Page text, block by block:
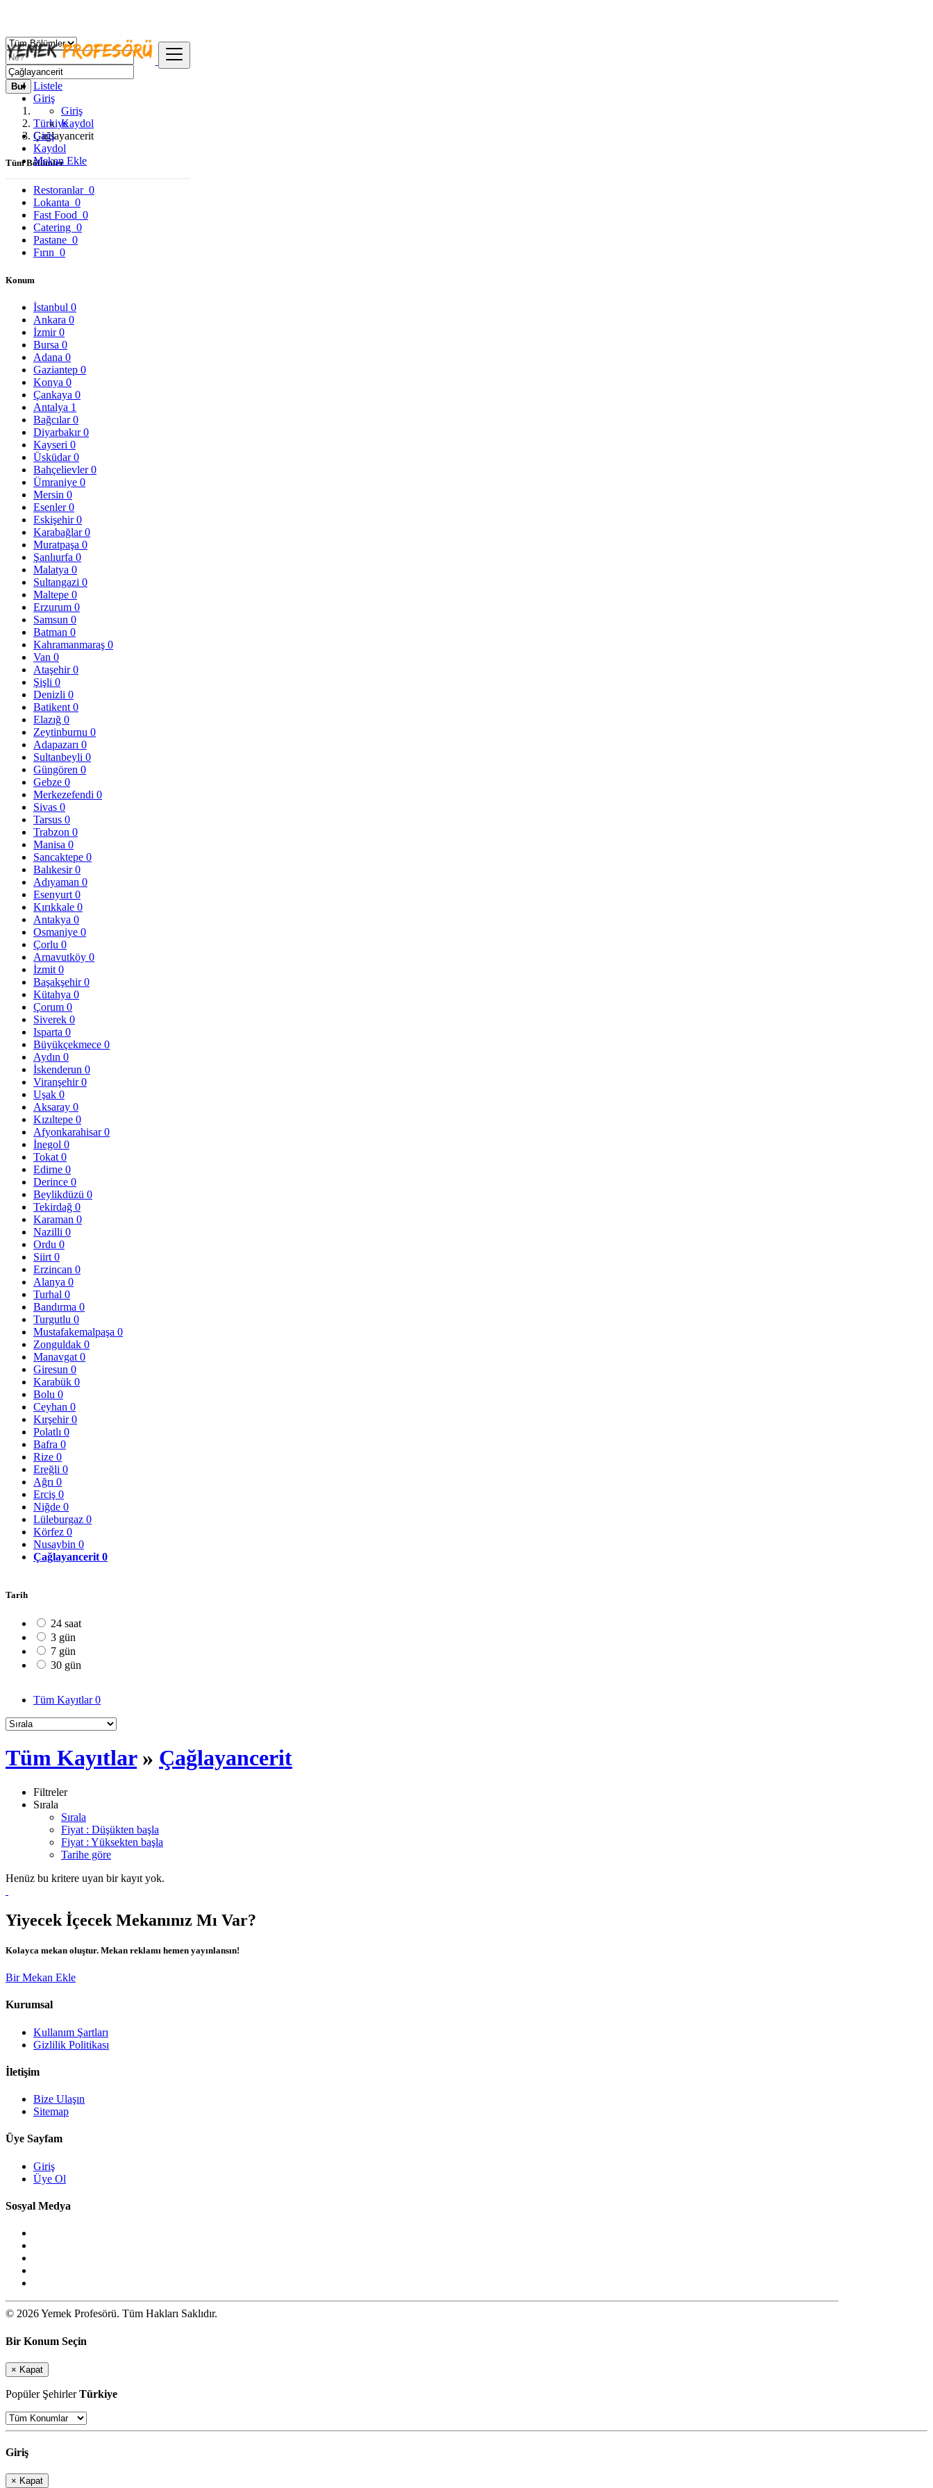
Listele
Giriş
Giriş
Kaydol
Giriş
Kaydol
Mekan Ekle
Bul
Türkiye
Çağlayancerit
Tüm Bölümler
Restoranlar 0
Lokanta 0
Fast Food 0
Catering 0
Pastane 0
Fırın 0
Konum
İstanbul 0
Ankara 0
İzmir0
Bursa 0
Adana 0
Gaziantep 0
Konya 0
Çankaya 0
Antalya 1
Bağcılar0
Diyarbakır0
Kayseri 0
Üsküdar0
Bahçelievler0
Ümraniye 0
Mersin 0
Esenler0
Eskişehir0
Karabağlar0
Muratpaşa 0
Şanlıurfa 0
Malatya 0
Sultangazi 0
Maltepe 0
Erzurum 0
Samsun 0
Batman 0
Kahramanmaraş 0
Van 0
Ataşehir0
Şişli 0
Denizli 0
Batikent 0
Elazığ 0
Zeytinburnu 0
Adapazarı 0
Sultanbeyli 0
Güngören 0
Gebze 0
Merkezefendi 0
Sivas 0
Tarsus 0
Trabzon 0
Manisa 0
Sancaktepe 0
Balıkesir0
Adıyaman 0
Esenyurt 0
Kırıkkale 0
Antakya 0
Osmaniye 0
Çorlu 0
Arnavutköy 0
İzmit 0
Başakşehir0
Kütahya 0
Çorum 0
Siverek 0
Isparta 0
Büyükçekmece 0
Aydın 0
İskenderun 0
Viranşehir0
Uşak 0
Aksaray 0
Kızıltepe 0
Afyonkarahisar0
İnegol 0
Tokat 0
Edirne 0
Derince 0
Beylikdüzü 0
Tekirdağ 0
Karaman 0
Nazilli 0
Ordu 0
Siirt 0
Erzincan 0
Alanya 0
Turhal 0
Bandırma 0
Turgutlu 0
Mustafakemalpaşa 0
Zonguldak 0
Manavgat 0
Giresun 0
Karabük 0
Bolu 0
Ceyhan 0
Kırşehir0
Polatlı 0
Bafra 0
Rize 0
Ereğli 0
Ağrı 0
Erciş 0
Niğde 0
Lüleburgaz 0
Körfez 0
Nusaybin 0
Çağlayancerit 0
Tarih
24 saat
3 gün
7 gün
30 gün
Tüm Kayıtlar0
Tüm Kayıtlar» Çağlayancerit
Filtreler
Sırala
Sırala
Fiyat : Düşükten başla
Fiyat : Yüksekten başla
Tarihe göre
Henüz bu kritere uyan bir kayıt yok.
Yiyecek İçecek Mekanınız Mı Var?
Kolayca mekan oluştur. Mekan reklamı hemen yayınlansın!
Bir Mekan Ekle
Kurumsal
Kullanım Şartları
Gizlilik Politikası
İletişim
Bize Ulaşın
Sitemap
Üye Sayfam
Giriş
Üye Ol
Sosyal Medya
© 2026 Yemek Profesörü. Tüm Hakları Saklıdır.
Bir Konum Seçin
× Kapat
Popüler ŞehirlerTürkiye
Giriş
× Kapat